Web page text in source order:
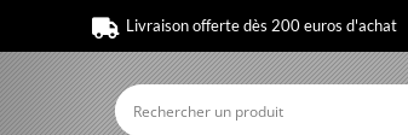
Livraison offerte dès 200 euros d'achat